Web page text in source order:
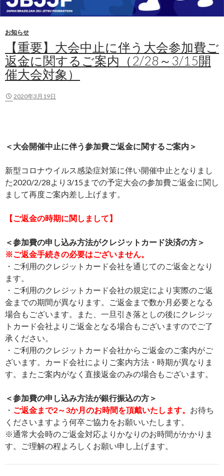
お知らせ
【重要】大会中止に伴う大会参加費ご
返金に関するご案内（2/28～3/15開
催大会対象）
2020年3月19日
＜大会開催中止に伴う参加費ご返金に関するご案内＞
新型コロナウイルス感染症対策に伴い開催中止となりまし
た2020/2/28より3/15までの予定大会の参加費ご返金に関し
まして再度ご案内差し上げます。
【ご返金の時期に関しまして】
＜参加費の申し込み方法がクレジットカード決済の方＞
※ご返金手続きの必要はございません。
・ご利用のクレジットカード会社を通じてのご返金となり
ます。
・ご利用のクレジットカード会社の規定により実際のご返
金までの期間が異なります。ご返金まで数か月必要となる
場合もございます。また、一旦引き落としの後にクレジッ
トカード会社よりご返金となる場合もございますのでご了
承ください。
・ご利用のクレジットカード会社からご返金のご案内がご
ざいます。カード会社によりご案内方法・時期が異なりま
す。またご案内がなく直接返金のみの場合もございます。
＜参加費の申し込み方法が銀行振込の方＞
・ ご返金まで2～3か月のお時間を頂戴いたします。 お待ち
くださいますよう何卒ご協力をお願いいたします。
※通常大会時のご返金対応よりかなりのお時間がかかりま
す。ご理解の程よろしくお願い申し上げます。